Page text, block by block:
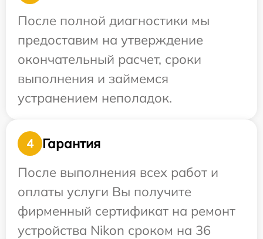
После полной диагностики мы
предоставим на утверждение
окончательный расчет, сроки
выполнения и займемся
устранением неполадок.
4
Гарантия
После выполнения всех работ и
оплаты услуги Вы получите
фирменный сертификат на ремонт
устройства Nikon сроком на 36